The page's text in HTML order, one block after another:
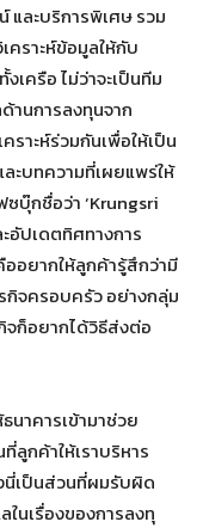
และบริการพิเศษ รวม
คราะห์ข้อมูลให้กับ
เครือ ไม่ว่าจะเป็นทีม
านการลงทุนจาก
ราะห์ร่วมกันเพื่อให้เป็น
ละบทความที่เผยแพร่ให้
บุ๊กชื่อว่า ‘Krungsri
ะอัปเดตทิศทางการ
อยากให้ลูกค้ารู้สึกว่ามี
กิจครอบครัว อย่างกลุ่ม
จก็อยากได้วิธีส่งต่อ
นาคารเข้ามาช่วย
ลูกค้าให้เราบริหาร
เป็นส่วนที่ผมรับผิด
ในเรื่องของการลงทุ